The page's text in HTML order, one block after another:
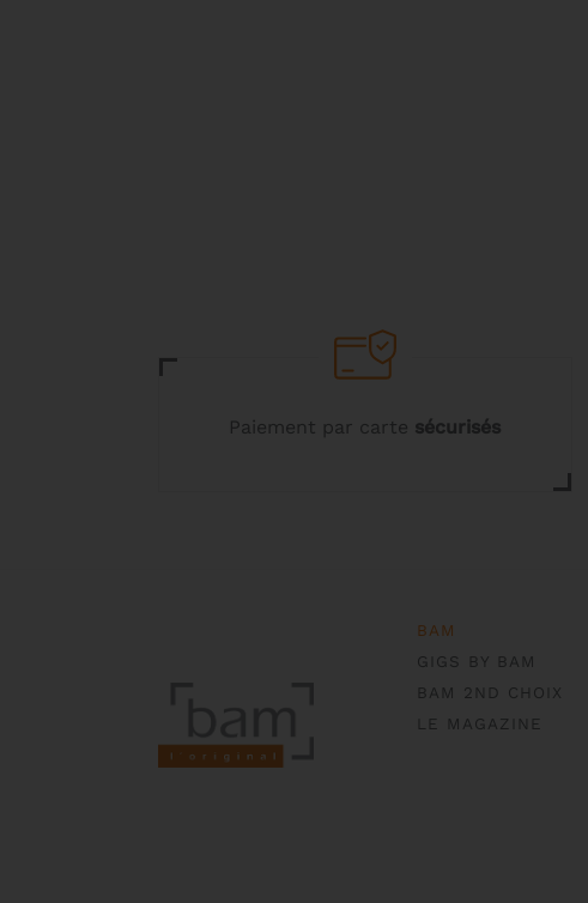
Paiement par carte sécurisés
BAM
GIGS BY BAM
BAM 2ND CHOIX
LE MAGAZINE